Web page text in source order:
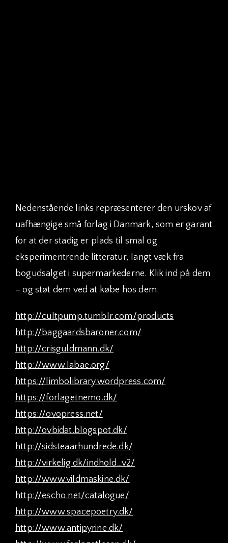
Nedenstående links repræsenterer den urskov af
uafhængige små forlag i Danmark, som er garant
for at der stadig er plads til smal og
eksperimentrende litteratur, langt væk fra
bogudsalget i supermarkederne. Klik ind på dem
– og støt dem ved at købe hos dem.
http://cultpump.tumblr.com/products
http://baggaardsbaroner.com/
http://crisguldmann.dk/
http://www.labae.org/
https://limbolibrary.wordpress.com/
https://forlagetnemo.dk/
https://ovopress.net/
http://ovbidat.blogspot.dk/
http://sidsteaarhundrede.dk/
http://virkelig.dk/indhold_v2/
http://www.vildmaskine.dk/
http://escho.net/catalogue/
http://www.spacepoetry.dk/
http://www.antipyrine.dk/